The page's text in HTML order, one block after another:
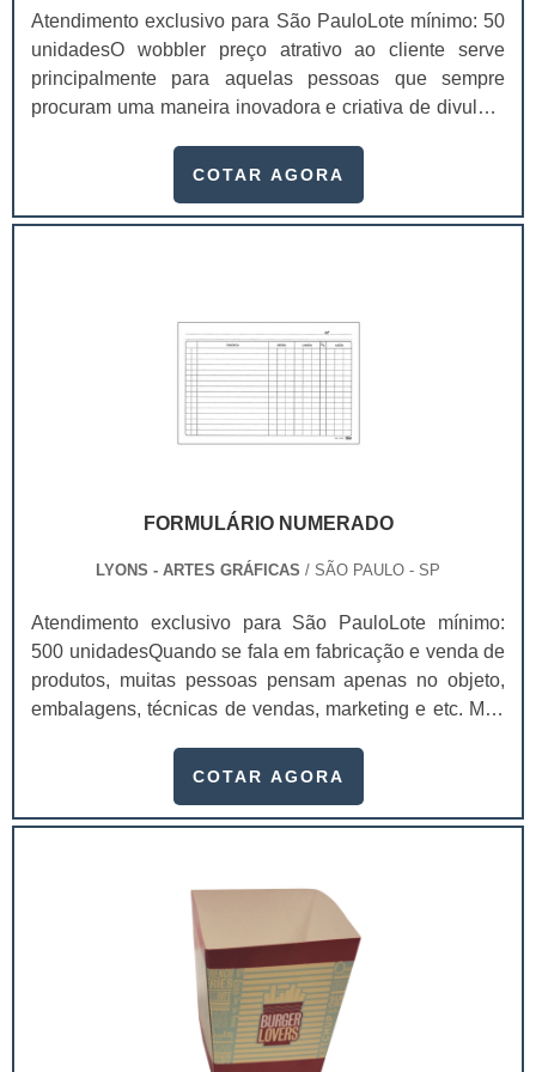
consumidor final, a chance de que o cliente não
perceba o produto é maior.No entanto, é preciso
lembrar que ao possuir interesse neste tipo de produto
é imprescindível buscar uma empresa séria, que seja
produção de cartelas para selagem.Dessa forma, você
adquire um produto de qualidade e obtém as garantias
proporcionadas apenas por empresas idôneas. .
Atendimento exclusivo para São PauloLote mínimo: 50
unidadesO wobbler preço atrativo ao cliente serve
principalmente para aquelas pessoas que sempre
procuram uma maneira inovadora e criativa de divulgar
endomarketing, por exemplo, e dá um toque totalmente
divulgação nada mais é do que uma peça promocional
COTAR AGORA
FORMULÁRIO NUMERADO
LYONS - ARTES GRÁFICAS / SÃO PAULO - SP
Atendimento exclusivo para São PauloLote mínimo:
500 unidadesQuando se fala em fabricação e venda de
produtos, muitas pessoas pensam apenas no objeto,
embalagens, técnicas de vendas, marketing e etc. Mas
e logística adequada, esses esforços podem não valer
um papel de destaque muito abrangente, pois este item,
empreendimento e similares.Diversas gráficas
oferecem o desenvolvimento desses formulários que
são tão úteis dentro de uma organização, pois através
deles é possível manter um certo controle, seja quando
aplicado para numerar e identificar os seus clientes ou
produtos. Mas o desafio tem sido encontrar uma
COTAR AGORA